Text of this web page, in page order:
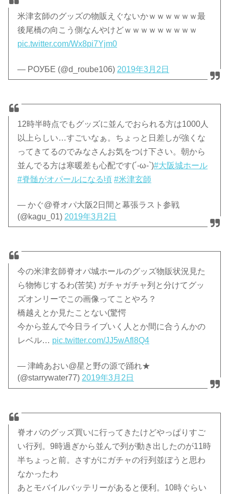
米津玄師のグッズの物販えぐないかｗｗｗｗｗｗ最
後尾橋の向こう側なんやけどｗｗｗｗｗｗｗｗｗ
pic.twitter.com/Wx8pi7Yjm0
— РОУБЕ (@d_roube106) 2019年3月2日
12時半時点でもグッズに並んでおられる方は1000人
以上らしい…すごいなぁ。ちょっと日差しが強くな
ってきてるのでみなさんお気をつけ下さい。朝から
並んでる方は寒暖差も心配です(´-ω-`)#大阪城ホール
#脊髄がオパールになる頃 #米津玄師
— かぐ@脊オパ大阪2日間と幕張ラスト参戦
(@kagu_01) 2019年3月2日
今の米津玄師脊オパ城ホールのグッズ物販状況見た
ら物怖じするわ(苦笑) ガチャガチャ列と分けてグッ
ズオンリーでこの画像ってことやろ？
橋越えとか見たことない(驚愕
今から並んで今日ライブいく人とか間に合うんかの
レベル… pic.twitter.com/JJ5wAfl8Q4
— 津崎あおい@星と野の源で踊れ★
(@starrywater77) 2019年3月2日
脊オパのグッズ買いに行ってきたけどやっぱりすご
い行列。9時過ぎから並んで列が動き出したのが11時
半ちょっと前。さすがにガチャの行列並ぼうと思わ
なかったわ
あとモバイルバッテリーがあると便利。10時ぐらい